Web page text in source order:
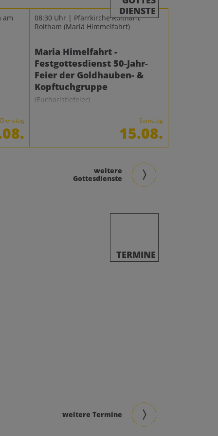
DIENSTE
am
Dienstag
08:30 Uhr | Pfarrkirche Roitham,
Roitham(Mariä Himmelfahrt)
Maria Himelfahrt -
Festgottesdienst 50-Jahr-
Feier der Goldhauben- &
Kopftuchgruppe
(Eucharistiefeier)
Samstag
15.08.
weitere
Gottesdienste
TERMINE
weitere Termine